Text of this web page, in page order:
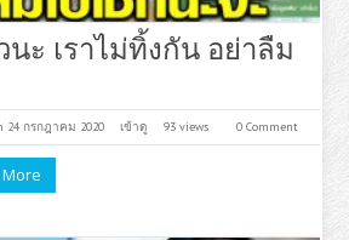
นะ เราไม่ทิ้งกัน อย่าลืม
24 กรกฎาคม 2020 เข้าดู 93 views 0 Comment